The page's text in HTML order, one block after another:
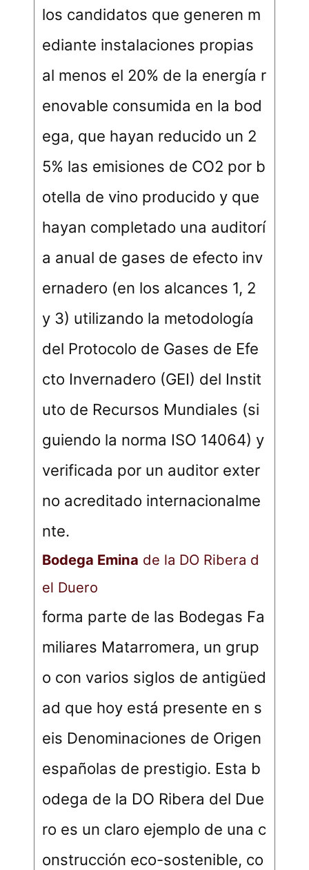
los candidatos que generen m
ediante instalaciones propias
al menos el 20% de la energía r
enovable consumida en la bod
ega, que hayan reducido un 2
5% las emisiones de CO2 por b
otella de vino producido y que
hayan completado una auditorí
a anual de gases de efecto inv
ernadero (en los alcances 1, 2
y 3) utilizando la metodología
del Protocolo de Gases de Efe
cto Invernadero (GEI) del Instit
uto de Recursos Mundiales (si
guiendo la norma ISO 14064) y
verificada por un auditor exter
no acreditado internacionalme
nte.
Bodega Emina de la DO Ribera d
el Duero
forma parte de las Bodegas Fa
miliares Matarromera, un grup
o con varios siglos de antigüed
ad que hoy está presente en s
eis Denominaciones de Origen
españolas de prestigio. Esta b
odega de la DO Ribera del Due
ro es un claro ejemplo de una c
onstrucción eco-sostenible, co